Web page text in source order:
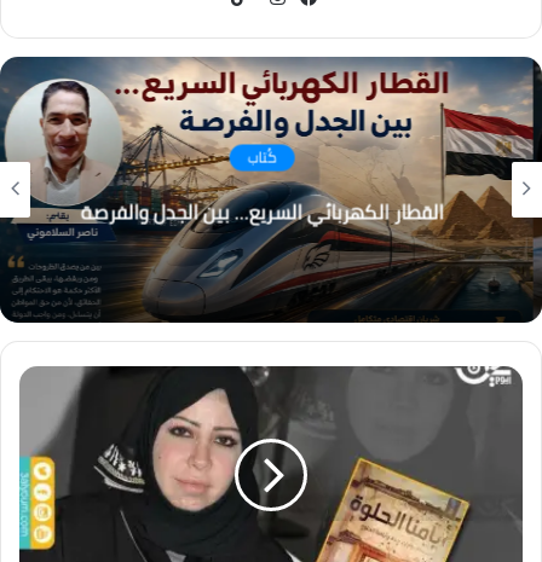
كُتاب
القطار الكهربائي السريع… بين الجدل والفرصة